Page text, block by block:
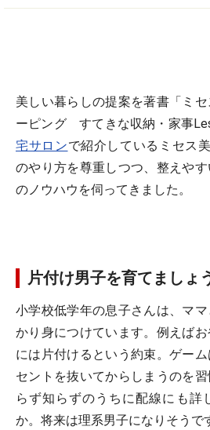
美しい暮らしの提案を著書「ミ
ーピング すてきな収納・家事
宅サロンで紹介しているミセス
のやり方を尊重しつつ、整えや
のノウハウを伺ってきました。
片付け男子を育てましょ
小学校低学年の息子さんは、マ
かり身につけています。例えば
には片付けるという約束。ゲー
セントを抜いてからしまうのを
らず知らずのうちに配線にも詳
か。将来は理系男子になりそうで